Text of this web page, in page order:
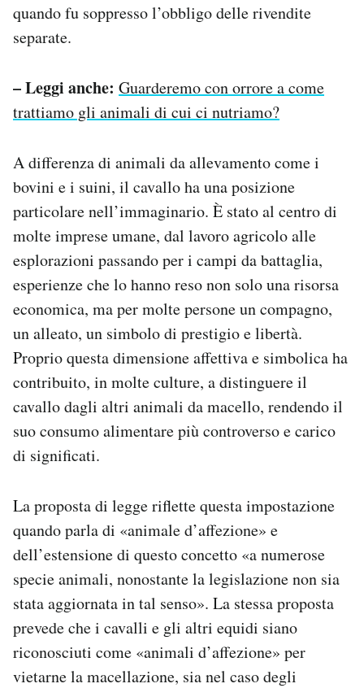
quando fu soppresso l’obbligo delle rivendite
separate.
– Leggi anche: Guarderemo con orrore a come
trattiamo gli animali di cui ci nutriamo?
A differenza di animali da allevamento come i
bovini e i suini, il cavallo ha una posizione
particolare nell’immaginario. È stato al centro di
molte imprese umane, dal lavoro agricolo alle
esplorazioni passando per i campi da battaglia,
esperienze che lo hanno reso non solo una risorsa
economica, ma per molte persone un compagno,
un alleato, un simbolo di prestigio e libertà.
Proprio questa dimensione affettiva e simbolica ha
contribuito, in molte culture, a distinguere il
cavallo dagli altri animali da macello, rendendo il
suo consumo alimentare più controverso e carico
di significati.
La proposta di legge riflette questa impostazione
quando parla di «animale d’affezione» e
dell’estensione di questo concetto «a numerose
specie animali, nonostante la legislazione non sia
stata aggiornata in tal senso». La stessa proposta
prevede che i cavalli e gli altri equidi siano
riconosciuti come «animali d’affezione» per
vietarne la macellazione, sia nel caso degli